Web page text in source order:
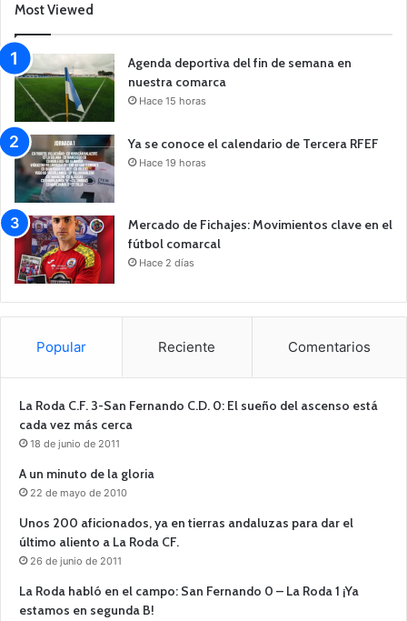
Most Viewed
Agenda deportiva del fin de semana en
nuestra comarca
Hace 15 horas
Ya se conoce el calendario de Tercera RFEF
Hace 19 horas
Mercado de Fichajes: Movimientos clave en el
fútbol comarcal
Hace 2 días
Popular Reciente Comentarios
La Roda C.F. 3-San Fernando C.D. 0: El sueño del ascenso está
cada vez más cerca
18 de junio de 2011
A un minuto de la gloria
22 de mayo de 2010
Unos 200 aficionados, ya en tierras andaluzas para dar el
último aliento a La Roda CF.
26 de junio de 2011
La Roda habló en el campo: San Fernando 0 – La Roda 1 ¡Ya
estamos en segunda B!